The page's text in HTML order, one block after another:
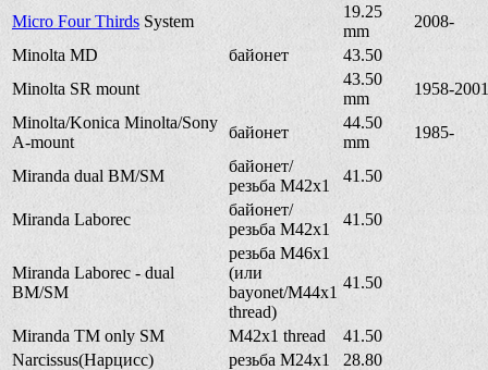
Micro Four Thirds System
19.25
mm
2008-
Minolta MD
байонет
43.50
Minolta SR mount
43.50
mm
1958-2001
Minolta/Konica Minolta/Sony
A-mount
байонет
44.50
mm
1985-
Miranda dual BM/SM
байонет/
резьба M42x1
41.50
Miranda Laborec
байонет/
резьба M42x1
41.50
Miranda Laborec - dual
BM/SM
резьба M46x1
(или
bayonet/M44x1
thread)
41.50
Miranda TM only SM M42x1 thread
41.50
Narcissus(Нарцисс)
резьба M24x1
28.80